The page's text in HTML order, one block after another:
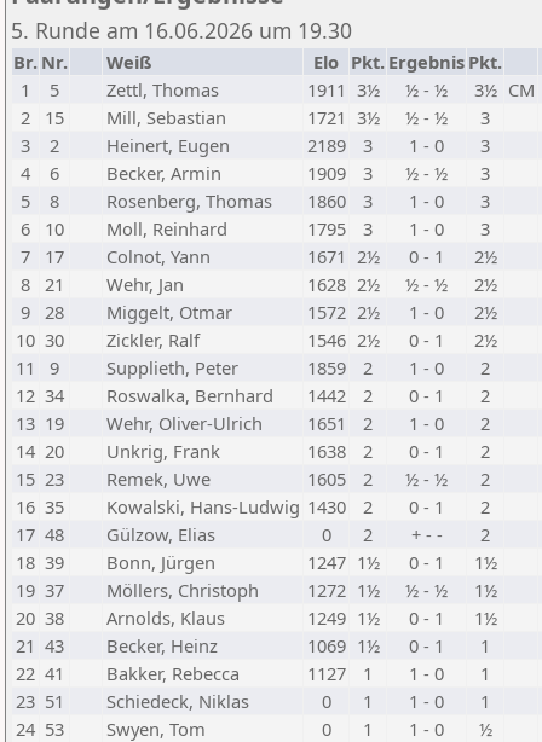
5. Runde am 16.06.2026 um 19.30
Br. Nr. Weiß Elo Pkt. Ergebnis Pkt.
1
5 Zettl, Thomas 1911 3½ ½ - ½ 3½ CM
2
15 Mill, Sebastian 1721 3½ ½ - ½
3
3
2 Heinert, Eugen 2189 3 1 - 0
3
4
6 Becker, Armin 1909 3 ½ - ½
3
5
8 Rosenberg, Thomas 1860 3 1 - 0
3
6
10 Moll, Reinhard 1795 3 1 - 0
3
7
17 Colnot, Yann 1671 2½ 0 - 1
2½
8
21 Wehr, Jan 1628 2½ ½ - ½
2½
9
28 Miggelt, Otmar 1572 2½ 1 - 0
2½
10 30 Zickler, Ralf 1546 2½ 0 - 1
2½
11
9 Supplieth, Peter 1859 2 1 - 0
2
12 34 Roswalka, Bernhard 1442 2 0 - 1
2
13 19 Wehr, Oliver-Ulrich 1651 2 1 - 0
2
14 20 Unkrig, Frank 1638 2 0 - 1
2
15 23 Remek, Uwe 1605 2 ½ - ½
2
16 35 Kowalski, Hans-Ludwig 1430 2 0 - 1
2
17 48 Gülzow, Elias 0 2 + - -
2
18 39 Bonn, Jürgen 1247 1½ 0 - 1
1½
19 37 Möllers, Christoph 1272 1½ ½ - ½
1½
20 38 Arnolds, Klaus 1249 1½ 0 - 1
1½
21 43 Becker, Heinz 1069 1½ 0 - 1
1
22 41 Bakker, Rebecca 1127 1 1 - 0
1
23 51 Schiedeck, Niklas 0 1 1 - 0
1
24 53 Swyen, Tom 0 1 1 - 0
½